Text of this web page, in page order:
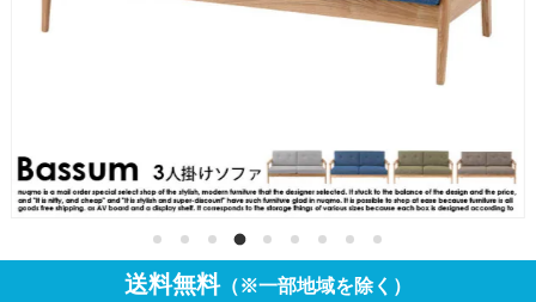
送料無料（※一部地域を除く）